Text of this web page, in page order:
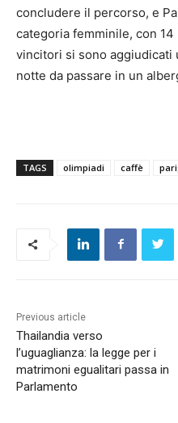
concludere il percorso, e
categoria femminile, con
vincitori si sono aggiudicati
notte da passare in un
TAGS olimpiadi caffè
Previous article
Thailandia verso
l’uguaglianza: la legge per i
matrimoni egualitari passa in
Parlamento